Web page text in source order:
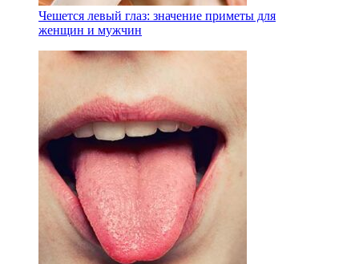
Чешется левый глаз: значение приметы для
женщин и мужчин